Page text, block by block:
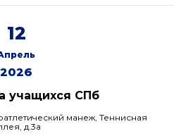
12
2026
учащихся СПб
манеж, Теннисная
д.3а